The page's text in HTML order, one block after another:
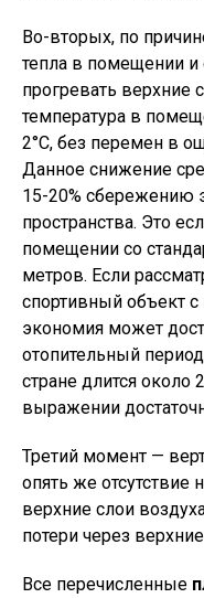
Во-вторых, по
тепла в помещении и
прогревать верхние
температура в
2°C, без перемен в
Данное снижение
15-20% сбережению
пространства. Это
помещении со
метров. Если
спортивный объект
экономия может
отопительный
стране длится около
выражении
Третий момент —
опять же отсутствие
верхние слои
потери через
Все перечисленные